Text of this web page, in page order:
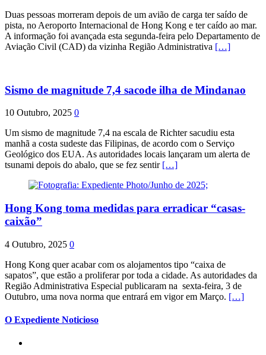
Duas pessoas morreram depois de um avião de carga ter saído de
pista, no Aeroporto Internacional de Hong Kong e ter caído ao mar.
A informação foi avançada esta segunda-feira pelo Departamento de
Aviação Civil (CAD) da vizinha Região Administrativa […]
Sismo de magnitude 7,4 sacode ilha de Mindanao
10 Outubro, 2025 0
Um sismo de magnitude 7,4 na escala de Richter sacudiu esta
manhã a costa sudeste das Filipinas, de acordo com o Serviço
Geológico dos EUA. As autoridades locais lançaram um alerta de
tsunami depois do abalo, que se fez sentir […]
Hong Kong toma medidas para erradicar “casas-
caixão”
4 Outubro, 2025 0
Hong Kong quer acabar com os alojamentos tipo “caixa de
sapatos”, que estão a proliferar por toda a cidade. As autoridades da
Região Administrativa Especial publicaram na sexta-feira, 3 de
Outubro, uma nova norma que entrará em vigor em Março. […]
O Expediente Noticioso